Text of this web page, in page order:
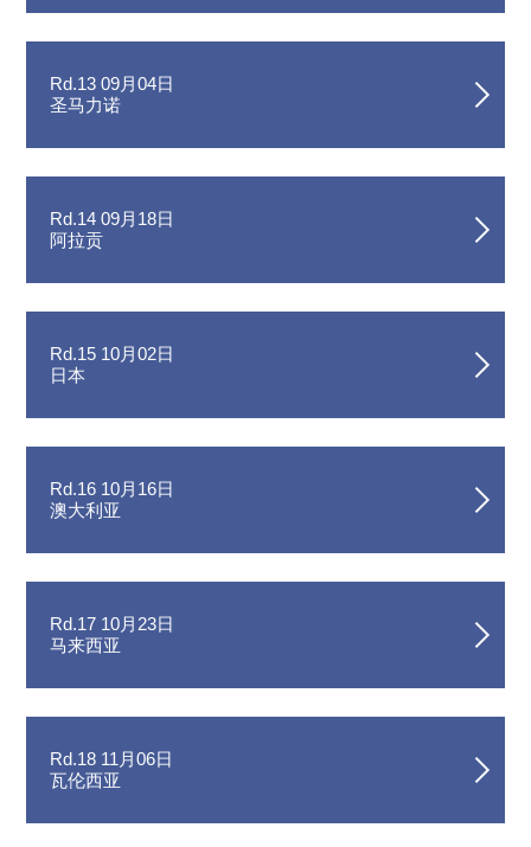
Rd.13 09月04日
圣马力诺
Rd.14 09月18日
阿拉贡
Rd.15 10月02日
日本
Rd.16 10月16日
澳大利亚
Rd.17 10月23日
马来西亚
Rd.18 11月06日
瓦伦西亚